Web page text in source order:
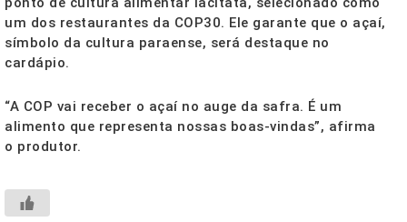
um dos restaurantes da COP30. Ele garante que o açaí,
símbolo da cultura paraense, será destaque no
cardápio.
“A COP vai receber o açaí no auge da safra. É um
alimento que representa nossas boas-vindas”, afirma
o produtor.